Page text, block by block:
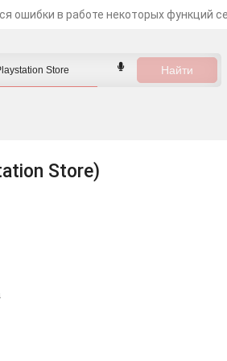
ошибки в работе некоторых функций
Store)